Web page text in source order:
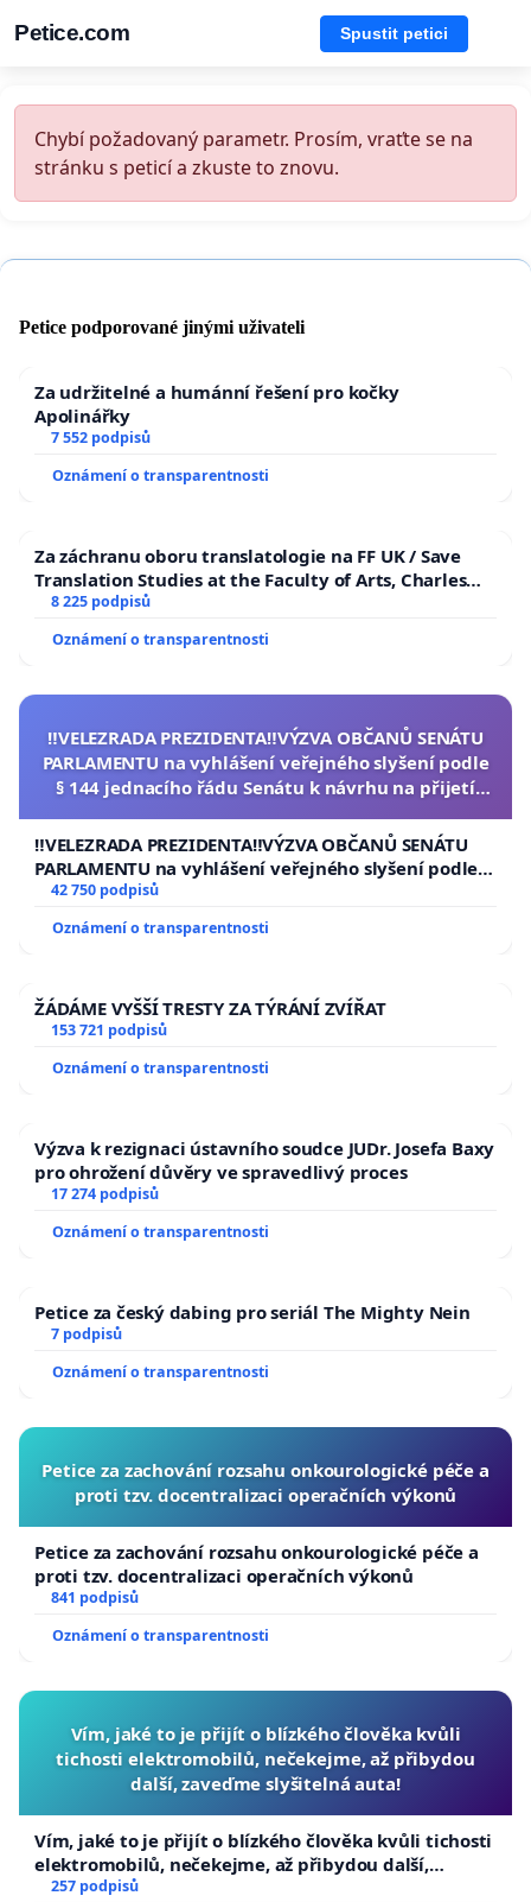
Petice.com Spustit petici
Chybí požadovaný parametr. Prosím, vraťte se na
stránku s peticí a zkuste to znovu.
Petice podporované jinými uživateli
Za udržitelné a humánní řešení pro kočky
Apolinářky
7 552 podpisů
Oznámení o transparentnosti
Za záchranu oboru translatologie na FF UK / Save
Translation Studies at the Faculty of Arts, Charles
University
8 225 podpisů
Oznámení o transparentnosti
‼️VELEZRADA PREZIDENTA‼️VÝZVA OBČANŮ SENÁTU
PARLAMENTU na vyhlášení veřejného slyšení podle
§ 144 jednacího řádu Senátu k návrhu na přijetí
republiky
‼️VELEZRADA PREZIDENTA‼️VÝZVA OBČANŮ SENÁTU
PARLAMENTU na vyhlášení veřejného slyšení podle §
144 jednacího řádu Senátu k návrhu na přijetí
usnesení k podání ústavní žaloby na prezidenta
republiky
42 750 podpisů
Oznámení o transparentnosti
ŽÁDÁME VYŠŠÍ TRESTY ZA TÝRÁNÍ ZVÍŘAT
153 721 podpisů
Oznámení o transparentnosti
Výzva k rezignaci ústavního soudce JUDr. Josefa Baxy
pro ohrožení důvěry ve spravedlivý proces
17 274 podpisů
Oznámení o transparentnosti
Petice za český dabing pro seriál The Mighty Nein
7 podpisů
Oznámení o transparentnosti
Petice za zachování rozsahu onkourologické péče a
proti tzv. docentralizaci operačních výkonů
Petice za zachování rozsahu onkourologické péče a
proti tzv. docentralizaci operačních výkonů
841 podpisů
Oznámení o transparentnosti
Vím, jaké to je přijít o blízkého člověka kvůli
tichosti elektromobilů, nečekejme, až přibydou
další, zaveďme slyšitelná auta!
Vím, jaké to je přijít o blízkého člověka kvůli tichosti
elektromobilů, nečekejme, až přibydou další,
zaveďme slyšitelná auta!
257 podpisů